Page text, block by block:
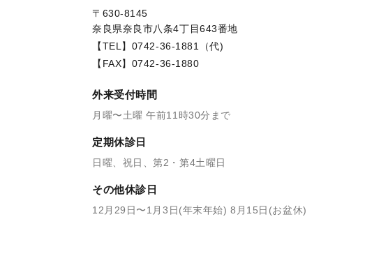
〒630-8145
奈良県奈良市八条4丁目643番地
【TEL】 0742-36-1881（代)
【FAX】0742-36-1880
外来受付時間
月曜〜土曜 午前11時30分まで
定期休診日
日曜、祝日、第2・第4土曜日
その他休診日
12月29日〜1月3日(年末年始) 8月15日(お盆休)